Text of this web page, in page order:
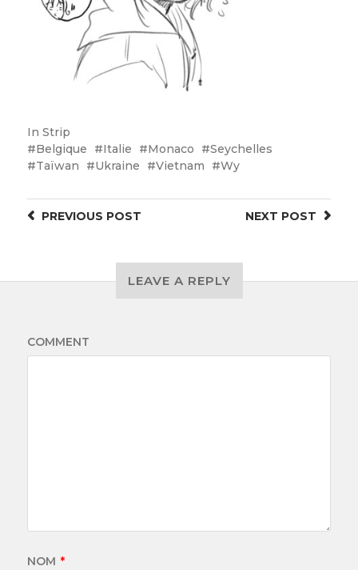
In Strip
Belgique
Italie Monaco
Seychelles
Taïwan
Ukraine Vietnam Wy
NEXT POST
PREVIOUS POST
LEAVE A REPLY
COMMENT
NOM *